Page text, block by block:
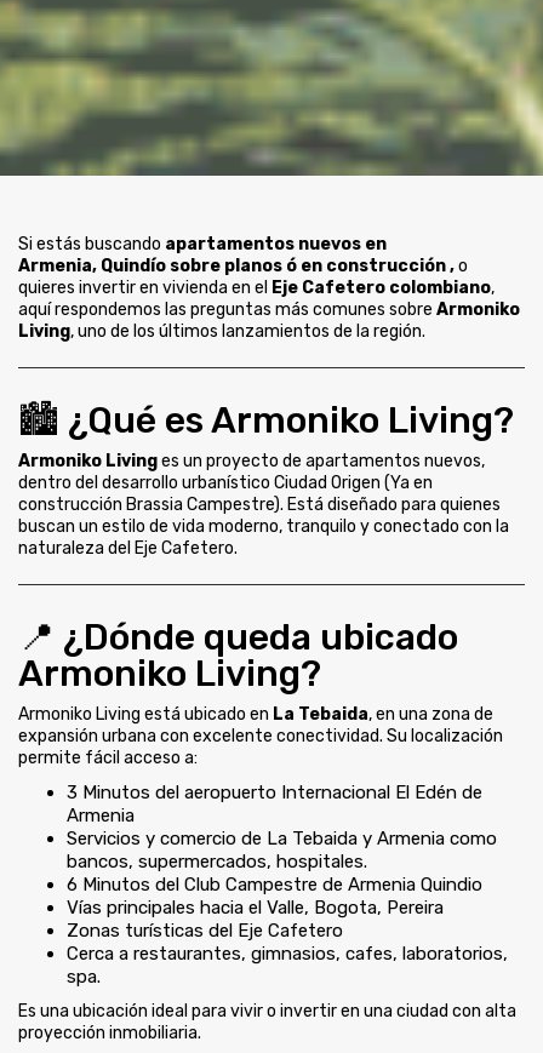
Si estás buscando apartamentos nuevos en
Armenia, Quindío sobre planos ó en construcción ,o
quieres invertir en vivienda en el Eje Cafetero colombiano,
aquí respondemos las preguntas más comunes sobre Armoniko
Living, uno de los últimos lanzamientos de la región.
🏙️ ¿Qué es Armoniko Living?
Armoniko Livinges un proyecto de apartamentos nuevos,
dentro del desarrollo urbanístico Ciudad Origen (Ya en
construcción Brassia Campestre). Está diseñado para quienes
buscan un estilo de vida moderno, tranquilo y conectado con la
naturaleza del Eje Cafetero.
📍 ¿Dónde queda ubicado
Armoniko Living?
Armoniko Living está ubicado en La Tebaida, en una zona de
expansión urbana con excelente conectividad. Su localización
permite fácil acceso a:
3 Minutos del aeropuerto Internacional El Edén de
Armenia
Servicios y comercio de La Tebaida y Armenia como
bancos, supermercados, hospitales.
6 Minutos del Club Campestre de Armenia Quindio
Vías principales hacia el Valle, Bogota, Pereira
Zonas turísticas del Eje Cafetero
Cerca a restaurantes, gimnasios, cafes, laboratorios,
spa.
Es una ubicación ideal para vivir o invertir en una ciudad con alta
proyección inmobiliaria.